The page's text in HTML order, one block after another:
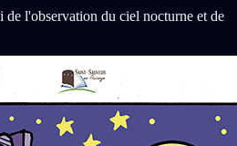
l'observation du ciel nocturne et de